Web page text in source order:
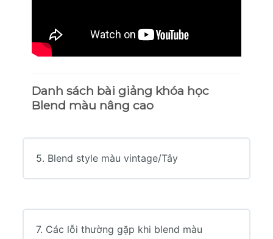
Danh sách bài giảng khóa học
Blend màu nâng cao
5. Blend style màu vintage/Tây
7. Các lỗi thường gặp khi blend màu